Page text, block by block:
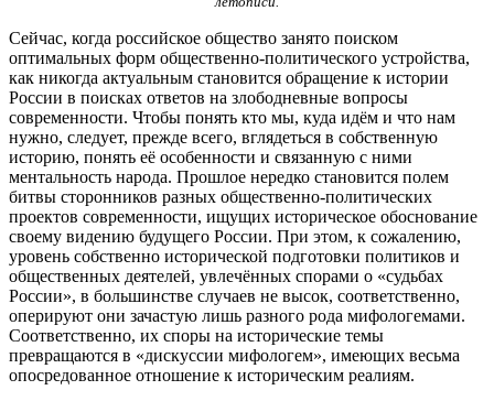
Сейчас, когда российское общество занято поиском
оптимальных форм общественно-политического устройства,
как никогда актуальным становится обращение к истории
России в поисках ответов на злободневные вопросы
современности. Чтобы понять кто мы, куда идём и что нам
нужно, следует, прежде всего, вглядеться в собственную
историю, понять её особенности и связанную с ними
ментальность народа. Прошлое нередко становится полем
битвы сторонников разных общественно-политических
проектов современности, ищущих историческое обоснование
своему видению будущего России. При этом, к сожалению,
уровень собственно исторической подготовки политиков и
общественных деятелей, увлечённых спорами о «судьбах
России», в большинстве случаев не высок, соответственно,
оперируют они зачастую лишь разного рода мифологемами.
Соответственно, их споры на исторические темы
превращаются в «дискуссии мифологем», имеющих весьма
опосредованное отношение к историческим реалиям.